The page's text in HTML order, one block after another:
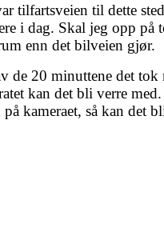
tilfartsveien til dette
i dag. Skal jeg opp
enn det bilveien gjør.
20 minuttene det
kan det bli verre
så kan det